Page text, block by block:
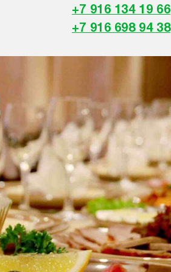
+7 916 134 19 66
+7 916 698 94 38